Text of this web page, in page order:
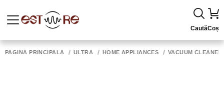
CautăCoș
PAGINA PRINCIPALĂ ULTRA HOME APPLIANCES VACUUM